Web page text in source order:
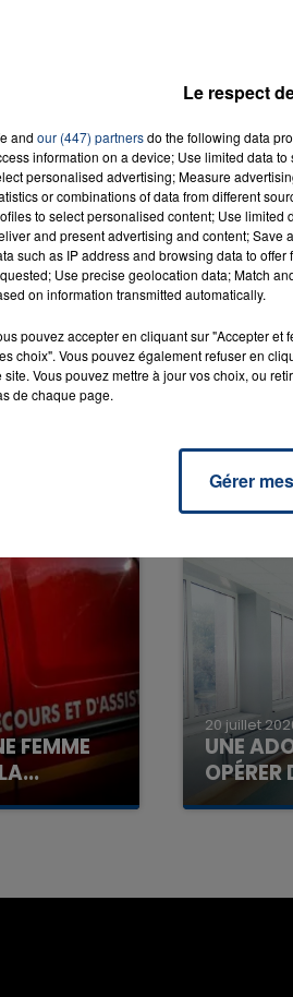
LA
municipale s’élargit. De plus
nationale. À mission
dans les colonnes de La Voix
est déjà mieux équipée
2019, elle disposera également
LADY GAGA
FEMME
après avoir
20 juillet
UNE
OPÉRER
La
end
Le respect
and our (447) partnersdo the following data
information on a device; Use limited data
personalised advertising; Measure
or combinations of data from different
to select personalised content; Use limited
and present advertising and content;
such as IP address and browsing data to
Use precise geolocation data; Match
on information transmitted automatically.
pouvez accepter en cliquant sur "Accepter
choix". Vous pouvez également refuser en
site. Vous pouvez mettre à jour vos choix, ou
de chaque page.
Gérer